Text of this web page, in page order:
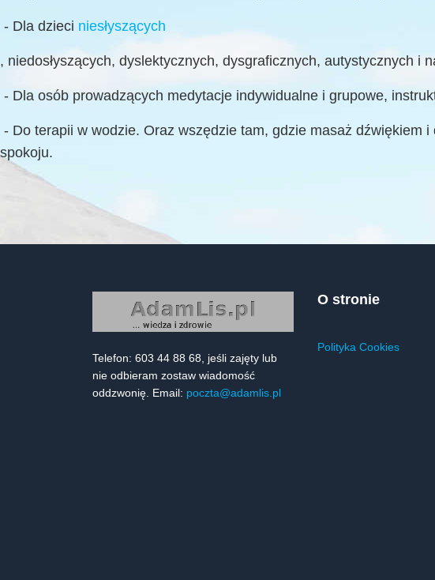
- Dla dzieci niesłyszących
, niedosłyszących, dyslektycznych, dysgraficznych, autystycznych i
- Dla osób prowadzących medytacje indywidualne i grupowe,
- Do terapii w wodzie. Oraz wszędzie tam, gdzie masaż dźwiękiem
spokoju.
Telefon: 603 44 88 68, jeśli zajęty lub
nie odbieram zostaw wiadomość
oddzwonię. Email: poczta@adamlis.pl
O stronie
Polityka Cookies